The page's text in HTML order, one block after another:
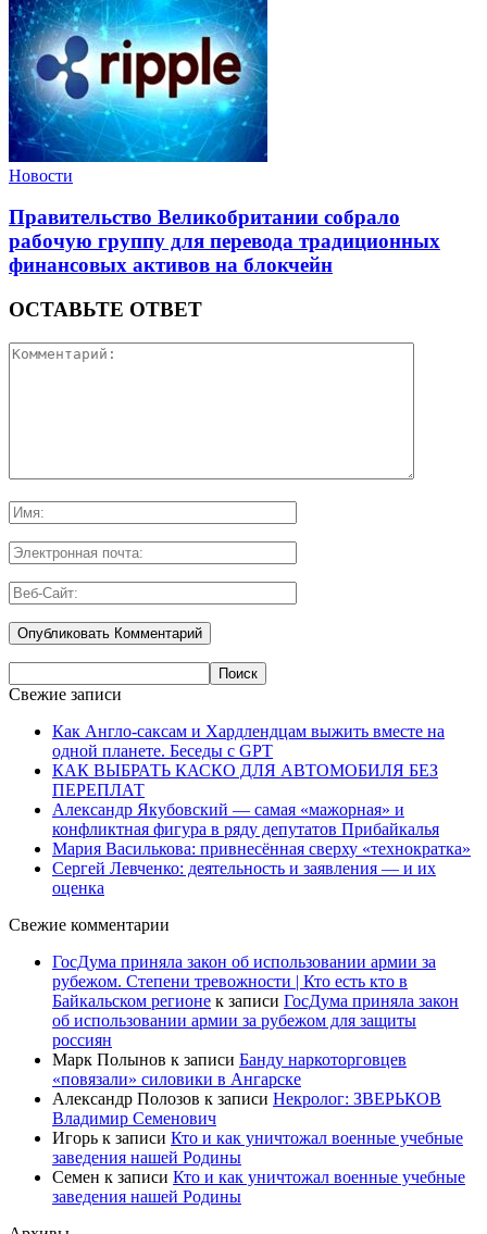
Новости
Правительство Великобритании собрало
рабочую группу для перевода традиционных
финансовых активов на блокчейн
ОСТАВЬТЕ ОТВЕТ
Свежие записи
Как Англо-саксам и Хардлендцам выжить вместе на
одной планете. Беседы с GPT
КАК ВЫБРАТЬ КАСКО ДЛЯ АВТОМОБИЛЯ БЕЗ
ПЕРЕПЛАТ
Александр Якубовский — самая «мажорная» и
конфликтная фигура в ряду депутатов Прибайкалья
Мария Василькова: привнесённая сверху «технократка»
Сергей Левченко: деятельность и заявления — и их
оценка
Свежие комментарии
ГосДума приняла закон об использовании армии за
рубежом. Степени тревожности | Кто есть кто в
Байкальском регионе к записи ГосДума приняла закон
об использовании армии за рубежом для защиты
россиян
Марк Полынов к записи Банду наркоторговцев
«повязали» силовики в Ангарске
Александр Полозов к записи Некролог: ЗВЕРЬКОВ
Владимир Семенович
Игорь к записи Кто и как уничтожал военные учебные
заведения нашей Родины
Семен к записи Кто и как уничтожал военные учебные
заведения нашей Родины